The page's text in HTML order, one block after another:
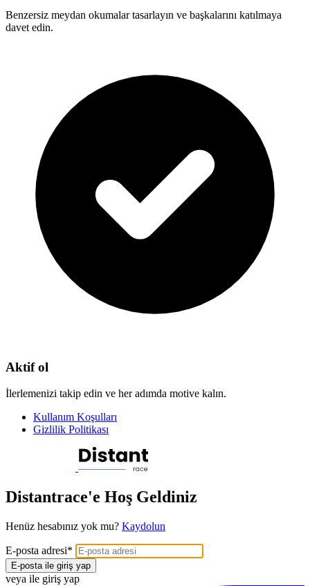
Benzersiz meydan okumalar tasarlayın ve başkalarını katılmaya
davet edin.
Aktif ol
İlerlemenizi takip edin ve her adımda motive kalın.
Kullanım Koşulları
Gizlilik Politikası
Distantrace'e Hoş Geldiniz
Henüz hesabınız yok mu? Kaydolun
E-posta adresi*
E-posta ile giriş yap
veya ile giriş yap